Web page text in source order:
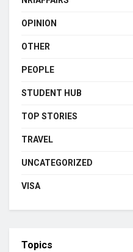
OPINION
OTHER
PEOPLE
STUDENT HUB
TOP STORIES
TRAVEL
UNCATEGORIZED
VISA
Topics